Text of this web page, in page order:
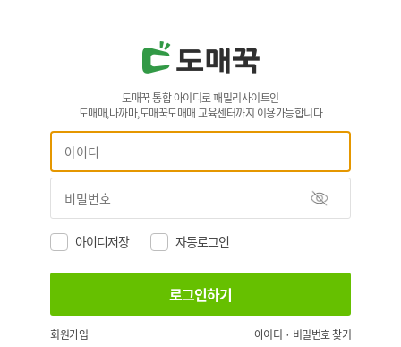
도매꾹 통합 아이디로 패밀리사이트인
도매매,나까마,도매꾹도매매 교육센터까지 이용가능합니다
아이디저장 자동로그인
회원가입 아이디 · 비밀번호 찾기